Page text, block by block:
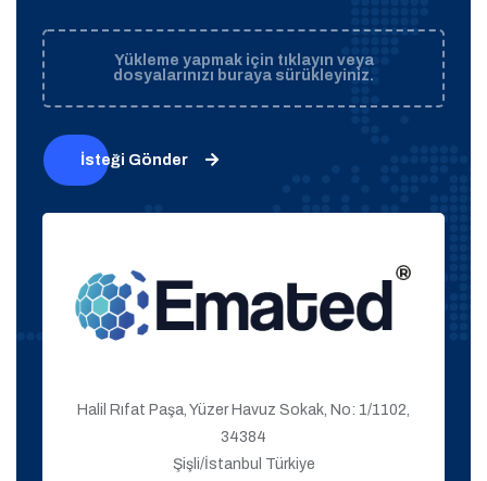
Yükleme yapmak için tıklayın veya
dosyalarınızı buraya sürükleyiniz.
İsteği Gönder
Halil Rıfat Paşa, Yüzer Havuz Sokak, No: 1/1102,
34384
Şişli/İstanbul Türkiye